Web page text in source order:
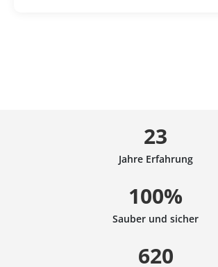
23
Jahre Erfahrung
100%
Sauber und sicher
620